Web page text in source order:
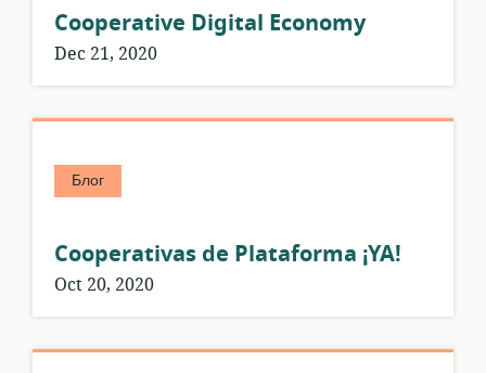
Cooperative Digital Economy
Dec 21, 2020
Блог
Cooperativas de Plataforma ¡YA!
Oct 20, 2020